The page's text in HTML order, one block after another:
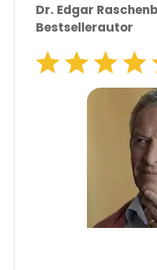
Dr. Edgar
Bestsellerautor